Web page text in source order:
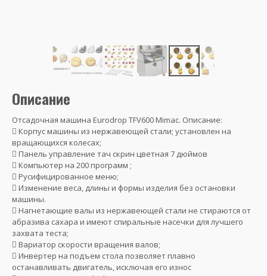
Описание
Отсадочная машина Eurodrop TFV600 Mimac. Описание:
 Корпус машины из нержавеющей стали; установлен на
вращающихся колесах;
 Панель управление тач скрин цветная 7 дюймов
 Компьютер на 200 программ ;
 Русифицированное меню;
 Изменение веса, длины и формы изделия без остановки
машины.
 Нагнетающие валы из нержавеющей стали не стираются от
абразива сахара и имеют спиральные насечки для лучшего
захвата теста;
 Вариатор скорости вращения валов;
 Инвертер на подъем стола позволяет плавно
останавливать двигатель, исключая его износ